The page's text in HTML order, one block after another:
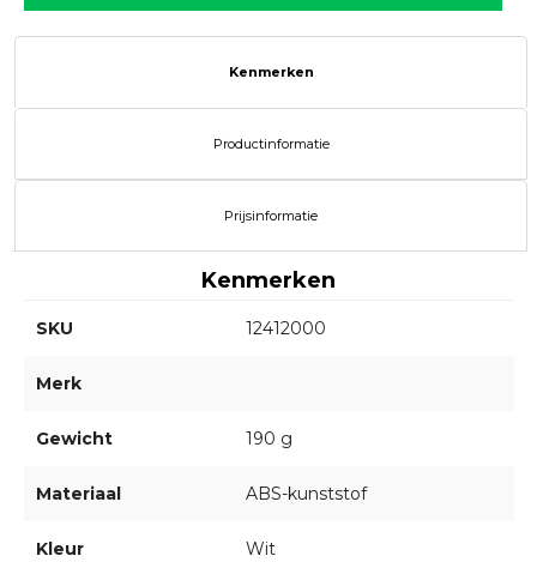
Kenmerken
Productinformatie
Prijsinformatie
Kenmerken
SKU 12412000
Merk
Gewicht 190 g
Materiaal ABS-kunststof
Kleur Wit